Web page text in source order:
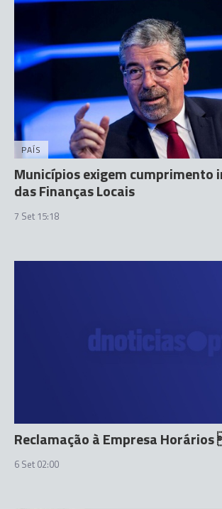
PAÍS
Municípios exigem cumprimento
das Finanças Locais
7 Set 15:18
Reclamação à Empresa
6 Set 02:00